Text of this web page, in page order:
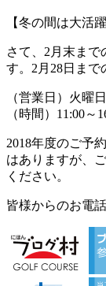
【冬の間は大活躍
さて、2月末ま
す。2月28日まで
（営業日）火曜
（時間）11:00～
2018年度のご予
はありますが、
ください。
皆様からのお電